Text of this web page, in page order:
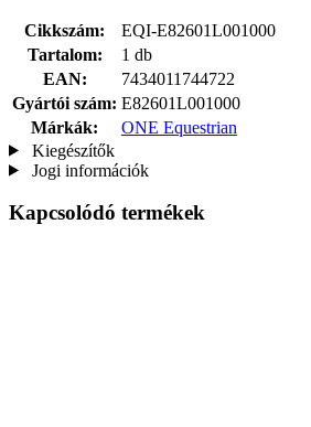
Cikkszám:
EQI-E82601L001000
Tartalom:
1 db
EAN:
7434011744722
Gyártói szám: E82601L001000
Márkák:
ONE Equestrian
Kiegészítők
Jogi információk
Kapcsolódó termékek